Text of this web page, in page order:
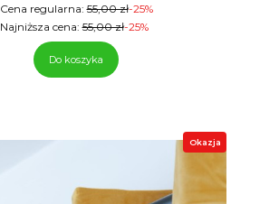
Cena regularna: 55,00 zł-25%
Najniższa cena: 55,00 zł-25%
Do koszyka
Okazja